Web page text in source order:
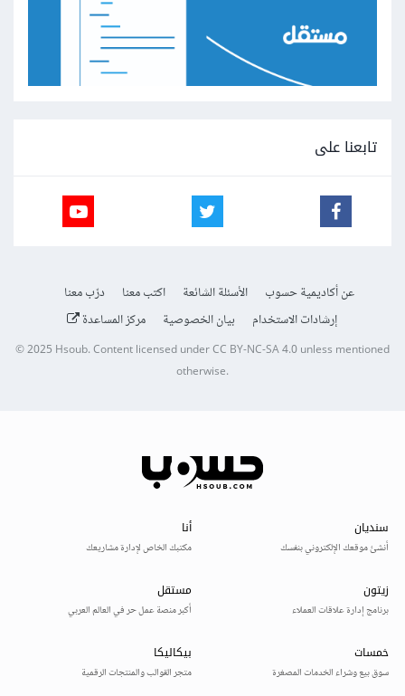
تابعنا على
عن أكاديمية حسوب الأسئلة الشائعة اكتب معنا
درّب معنا
إرشادات الاستخدام
بيان الخصوصية مركز المساعدة
© 2025Hsoub.Content licensed underCC BY-NC-SA 4.0unless mentioned
otherwise.